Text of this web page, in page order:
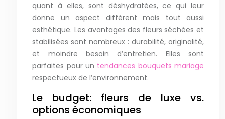
quant à elles, sont déshydratées, ce qui leur
donne un aspect différent mais tout aussi
esthétique. Les avantages des fleurs séchées et
stabilisées sont nombreux : durabilité, originalité,
et moindre besoin d’entretien. Elles sont
parfaites pour un tendances bouquets mariage
respectueux de l’environnement.
Le budget: fleurs de luxe vs.
options économiques